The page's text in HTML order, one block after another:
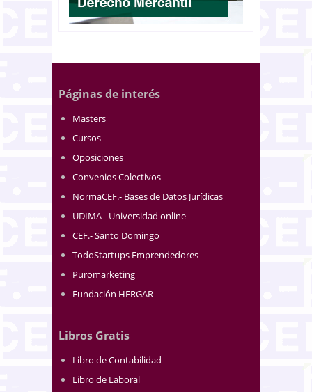
Páginas de interés
Masters
Cursos
Oposiciones
Convenios Colectivos
NormaCEF.- Bases de Datos Jurídicas
UDIMA - Universidad online
CEF.- Santo Domingo
TodoStartups Emprendedores
Puromarketing
Fundación HERGAR
Libros Gratis
Libro de Contabilidad
Libro de Laboral